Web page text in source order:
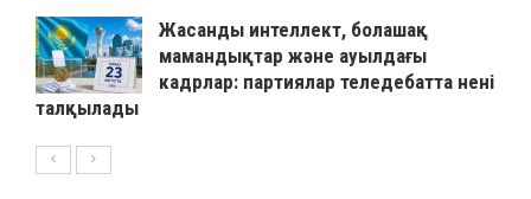
Жасанды интеллект, болашақ
мамандықтар және ауылдағы
кадрлар: партиялар теледебатта нені
талқылады